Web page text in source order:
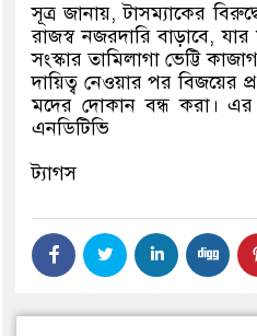
সূত্র জানায়,টাসম্যাকের
রাজস্ব নজরদারি বাড়াবে,যার
সংস্কার তামিলাগা ভেট্টি
দায়িত্ব নেওয়ার পর বিজয়ের
মদের দোকান বন্ধ করা। এর
এনডিটিভি
ট্যাগস